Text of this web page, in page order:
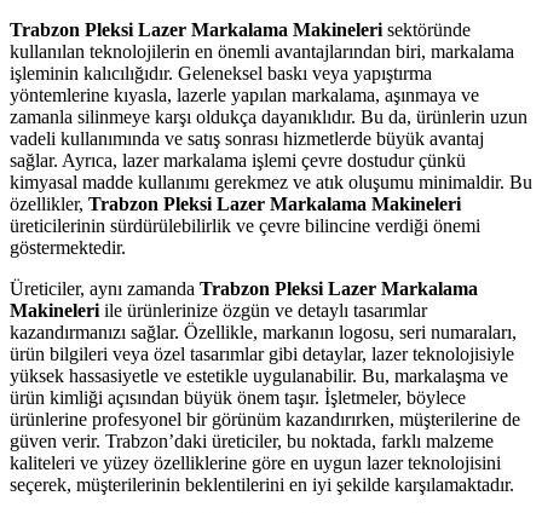
Trabzon Pleksi Lazer Markalama Makineleri sektöründe
kullanılan teknolojilerin en önemli avantajlarından biri, markalama
işleminin kalıcılığıdır. Geleneksel baskı veya yapıştırma
yöntemlerine kıyasla, lazerle yapılan markalama, aşınmaya ve
zamanla silinmeye karşı oldukça dayanıklıdır. Bu da, ürünlerin uzun
vadeli kullanımında ve satış sonrası hizmetlerde büyük avantaj
sağlar. Ayrıca, lazer markalama işlemi çevre dostudur çünkü
kimyasal madde kullanımı gerekmez ve atık oluşumu minimaldir. Bu
özellikler, Trabzon Pleksi Lazer Markalama Makineleri
üreticilerinin sürdürülebilirlik ve çevre bilincine verdiği önemi
göstermektedir.
Üreticiler, aynı zamanda Trabzon Pleksi Lazer Markalama
Makineleri ile ürünlerinize özgün ve detaylı tasarımlar
kazandırmanızı sağlar. Özellikle, markanın logosu, seri numaraları,
ürün bilgileri veya özel tasarımlar gibi detaylar, lazer teknolojisiyle
yüksek hassasiyetle ve estetikle uygulanabilir. Bu, markalaşma ve
ürün kimliği açısından büyük önem taşır. İşletmeler, böylece
ürünlerine profesyonel bir görünüm kazandırırken, müşterilerine de
güven verir. Trabzon’daki üreticiler, bu noktada, farklı malzeme
kaliteleri ve yüzey özelliklerine göre en uygun lazer teknolojisini
seçerek, müşterilerinin beklentilerini en iyi şekilde karşılamaktadır.